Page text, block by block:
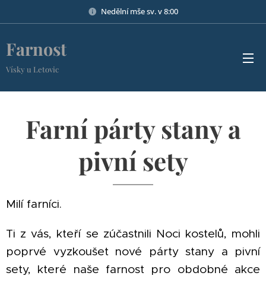
Nedělní mše sv. v 8:00
Farnost
Vísky u Letovic
Farní párty stany a
pivní sety
Milí farníci.
Ti z vás, kteří se zúčastnili Noci kostelů, mohli
poprvé vyzkoušet nové párty stany a pivní
sety, které naše farnost pro obdobné akce